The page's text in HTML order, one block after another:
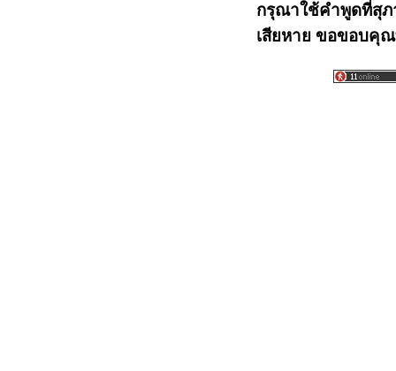
กรุณาใช้คำพูดที่สุภ
เสียหาย ขอขอบคุ